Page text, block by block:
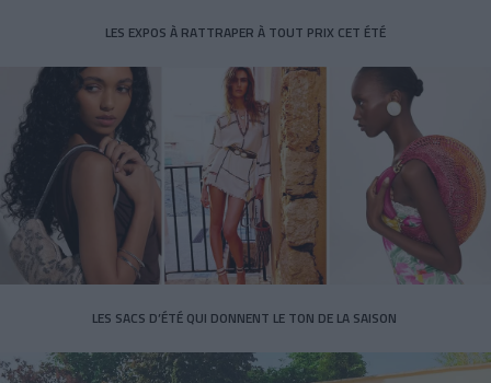
LES EXPOS À RATTRAPER À TOUT PRIX CET ÉTÉ
LES SACS D’ÉTÉ QUI DONNENT LE TON DE LA SAISON